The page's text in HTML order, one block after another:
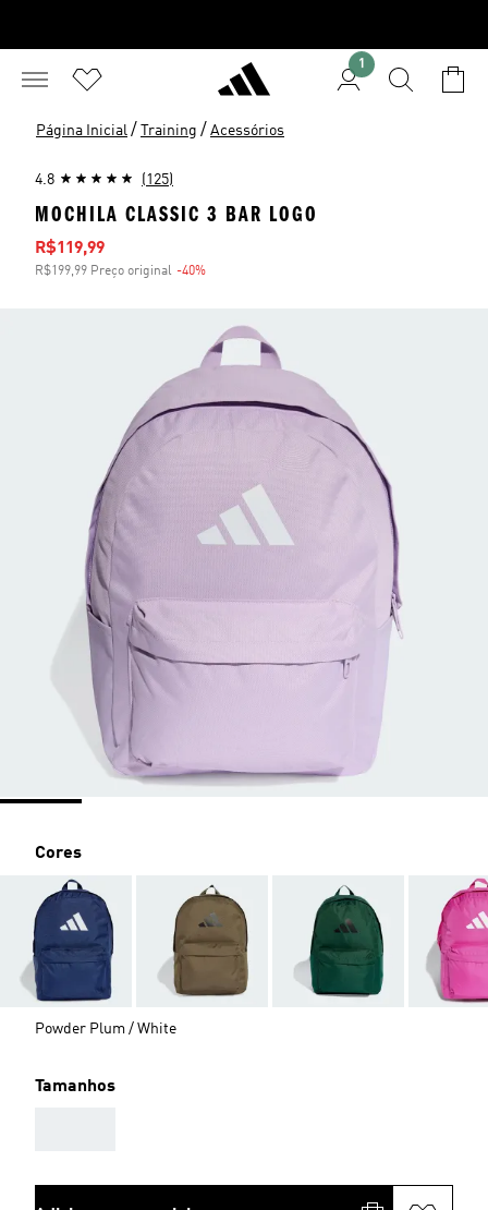
1
Página Inicial / Training / Acessórios
4.8 (125)
MOCHILA CLASSIC 3 BAR LOGO
Preço com desconto
R$119,99
R$199,99 Preço original -40%
Cores
Powder Plum / White
Tamanhos